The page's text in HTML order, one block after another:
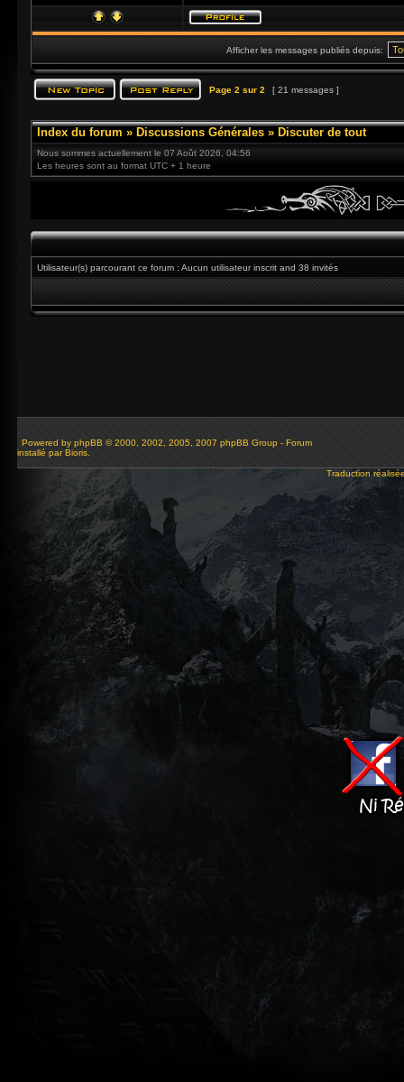
Afficher les messages publiés depuis:
Page 2 sur 2 [ 21 messages ]
Index du forum » Discussions Générales » Discuter de tout
Nous sommes actuellement le 07 Août 2026, 04:56
Les heures sont au format UTC + 1 heure
Utilisateur(s) parcourant ce forum : Aucun utilisateur inscrit and 38 invités
Powered by phpBB © 2000, 2002, 2005, 2007 phpBB Group - Forum
installé par Bioris.
Traduction